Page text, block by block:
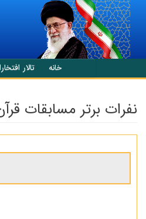
انتقال به محتوای اصلی
خانه تالار
نفرات برتر مسابقات